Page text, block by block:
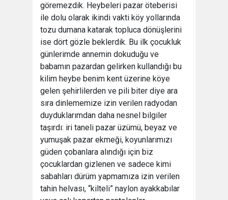
göremezdik. Heybeleri pazar öteberisi
ile dolu olarak ikindi vakti köy yollarında
tozu dumana katarak topluca dönüşlerini
ise dört gözle beklerdik. Bu ilk çocukluk
günlerimde annemin dokuduğu ve
babamın pazardan gelirken kullandığı bu
kilim heybe benim kent üzerine köye
gelen şehirlilerden ve pili biter diye ara
sıra dinlememize izin verilen radyodan
duyduklarımdan daha nesnel bilgiler
taşırdı: iri taneli pazar üzümü, beyaz ve
yumuşak pazar ekmeği, koyunlarımızı
güden çobanlara alındığı için biz
çocuklardan gizlenen ve sadece kimi
sabahları dürüm yapmamıza izin verilen
tahin helvası, “kilteli” naylon ayakkabılar